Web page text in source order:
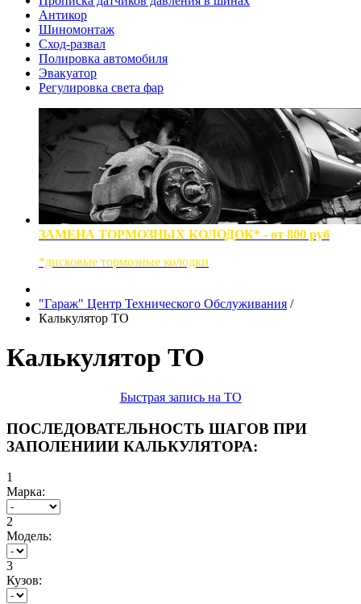
Антикор
Шиномонтаж
Сход-развал
Полировка автомобиля
Эвакуатор
Регулировка света фар
ЗАМЕНА ТОРМОЗНЫХ КОЛОДОК* - от 800 руб
*дисковые тормозные колодки
"Гараж" Центр Технического Обслуживания /
Калькулятор ТО
Калькулятор ТО
Быстрая запись на ТО
ПОСЛЕДОВАТЕЛЬНОСТЬ ШАГОВ ПРИ
ЗАПОЛЕНИИИ КАЛЬКУЛЯТОРА:
1
Марка:
2
Модель:
3
Кузов: